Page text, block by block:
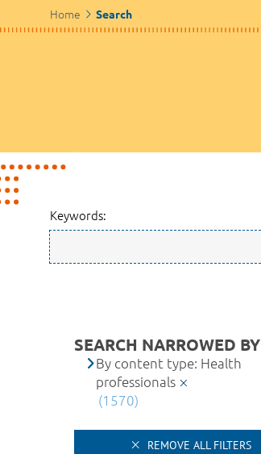
Home Search
Keywords:
SEARCH NARROWED BY
By content type: Health
professionals
(1570)
REMOVE ALL FILTERS